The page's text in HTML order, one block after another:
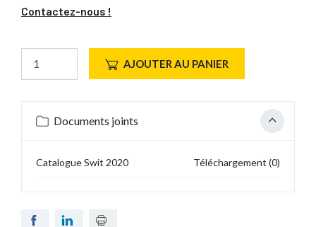
Contactez-nous !
AJOUTER AU PANIER
Documents joints
Catalogue Swit 2020 Téléchargement (0)